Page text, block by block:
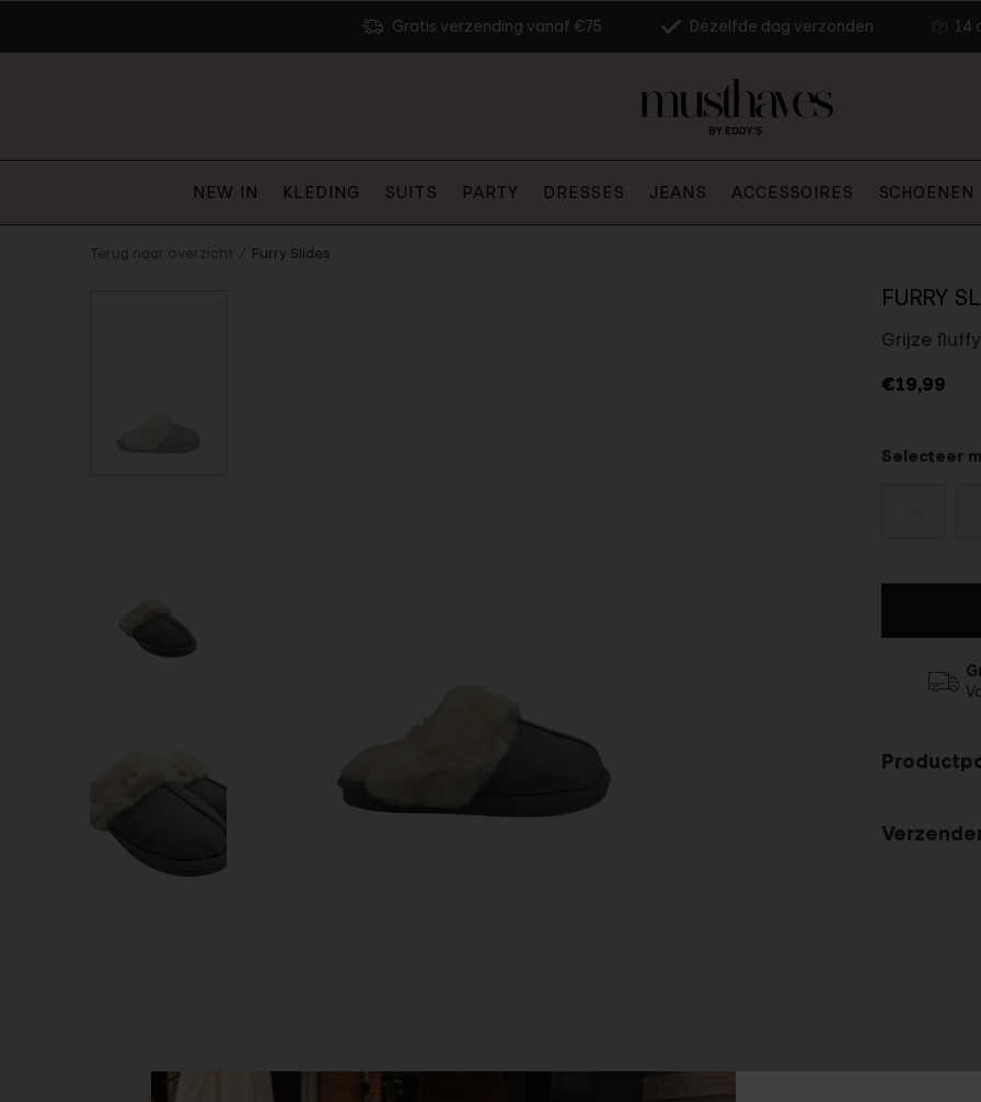
NEW IN KLEDING SUITS PARTY DRESSES JEANS ACCESSOIRES SCHOENEN
Gratis verzending vanaf €75 Dezelfde dag verzonden 14
Terug naar overzicht Furry Slides
FURRY
Grijze
€19,99
Selecteer